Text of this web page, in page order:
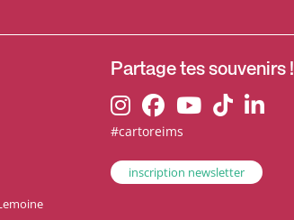
Partage tes souvenirs !
#cartoreims
inscription newsletter